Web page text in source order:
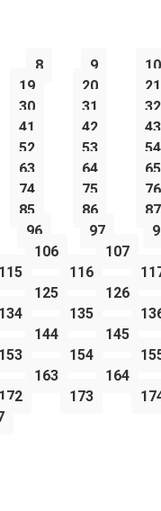
8 9 10
19 20 21
30 31 32
41 42 43
52 53 54
63 64 65
74 75 76
85 86 87
96 97
106 107
115 116
125 126
134 135
144 145
153 154
163 164
172 173